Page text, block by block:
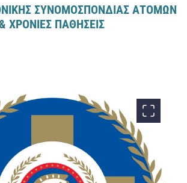
ΣΥΝΟΜΟΣΠΟΝΔΙΑΣ ΑΤΟΜΩΝ
ΧΡΟΝΙΕΣ ΠΑΘΗΣΕΙΣ